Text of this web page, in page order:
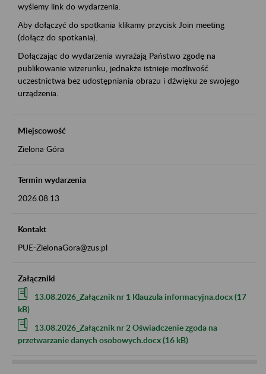
wyślemy link do wydarzenia.
Aby dołączyć do spotkania klikamy przycisk Join meeting
(dołącz do spotkania).
Dołączając do wydarzenia wyrażają Państwo zgodę na
publikowanie wizerunku, jednakże istnieje możliwość
uczestnictwa bez udostępniania obrazu i dźwięku ze swojego
urządzenia.
Miejscowość
Zielona Góra
Termin wydarzenia
2026.08.13
Kontakt
PUE-ZielonaGora@zus.pl
Załączniki
13.08.2026_Załącznik nr 1 Klauzula informacyjna.docx (17
kB)
13.08.2026_Załącznik nr 2 Oświadczenie zgoda na
przetwarzanie danych osobowych.docx (16 kB)